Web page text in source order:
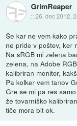
GrimReaper
::26. dec 2012,
Še kar ne vem kako
ne pride v poštev, ker
Na sRGB mi zelena
zelena, na Adobe
kalibriran monitor,
Pa kolker vem tanov
Gre se mi pa res
že tovarniško
tiče mora bit ok.